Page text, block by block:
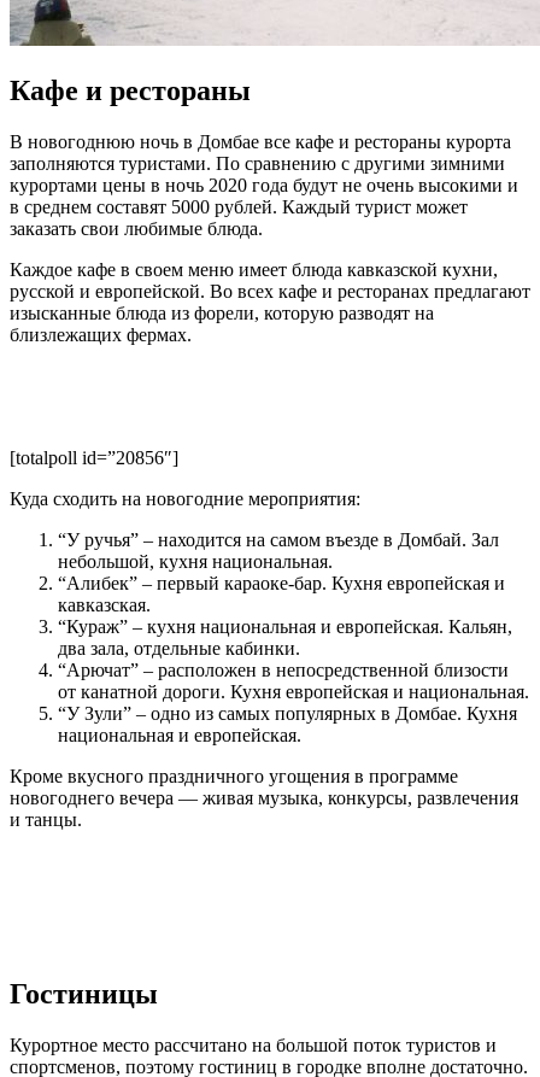
Кафе и рестораны
В новогоднюю ночь в Домбае все кафе и рестораны курорта
заполняются туристами. По сравнению с другими зимними
курортами цены в ночь 2020 года будут не очень высокими и
в среднем составят 5000 рублей. Каждый турист может
заказать свои любимые блюда.
Каждое кафе в своем меню имеет блюда кавказской кухни,
русской и европейской. Во всех кафе и ресторанах предлагают
изысканные блюда из форели, которую разводят на
близлежащих фермах.
[totalpoll id=”20856″]
Куда сходить на новогодние мероприятия:
“У ручья” – находится на самом въезде в Домбай. Зал
небольшой, кухня национальная.
“Алибек” – первый караоке-бар. Кухня европейская и
кавказская.
“Кураж” – кухня национальная и европейская. Кальян,
два зала, отдельные кабинки.
“Арючат” – расположен в непосредственной близости
от канатной дороги. Кухня европейская и национальная.
“У Зули” – одно из самых популярных в Домбае. Кухня
национальная и европейская.
Кроме вкусного праздничного угощения в программе
новогоднего вечера — живая музыка, конкурсы, развлечения
и танцы.
Гостиницы
Курортное место рассчитано на большой поток туристов и
спортсменов, поэтому гостиниц в городке вполне достаточно.